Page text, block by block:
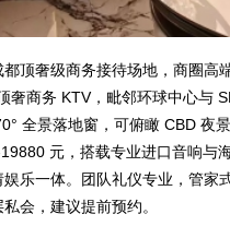
都顶奢级商务接待场地，商圈高
奢商务 KTV，毗邻环球中心与
全景落地窗，可俯瞰 CBD 夜
元，搭载专业进口音响与
乐一体。团队礼仪专业，管家
会，建议提前预约。